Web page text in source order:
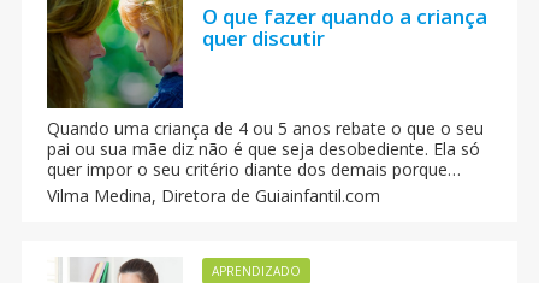
O que fazer quando a criança
quer discutir
Quando uma criança de 4 ou 5 anos rebate o que o seu
pai ou sua mãe diz não é que seja desobediente. Ela só
quer impor o seu critério diante dos demais porque
continua crendo ser o centro do mundo e que tem a
verdade absoluta. Tem criança que gosta de discutir.
Vilma Medina, Diretora de Guiainfantil.com
APRENDIZADO